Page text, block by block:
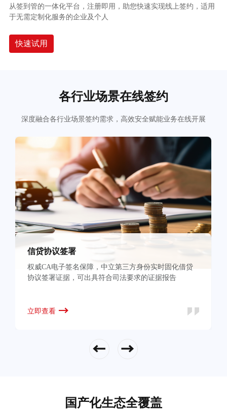
从签到管的一体化平台，注册即用，助您快速实现线上签约，适用
于无需定制化服务的企业及个人
快速试用
各行业场景在线签约
深度融合各行业场景签约需求，高效安全赋能业务在线开展
信贷协议签署
权威CA电子签名保障，中立第三方身份实时固化借贷
协议签署证据，可出具符合司法要求的证据报告
立即查看
国产化生态全覆盖